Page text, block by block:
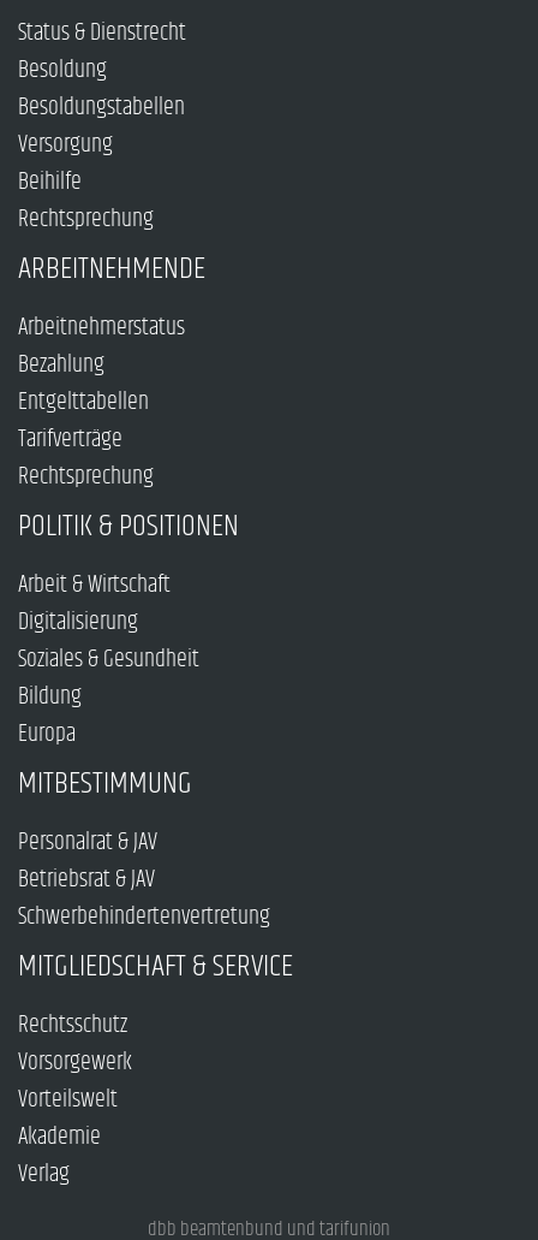
Status & Dienstrecht
Besoldung
Besoldungstabellen
Versorgung
Beihilfe
Rechtsprechung
ARBEITNEHMENDE
Arbeitnehmerstatus
Bezahlung
Entgelttabellen
Tarifverträge
Rechtsprechung
POLITIK & POSITIONEN
Arbeit & Wirtschaft
Digitalisierung
Soziales & Gesundheit
Bildung
Europa
MITBESTIMMUNG
Personalrat & JAV
Betriebsrat & JAV
Schwerbehindertenvertretung
MITGLIEDSCHAFT & SERVICE
Rechtsschutz
Vorsorgewerk
Vorteilswelt
Akademie
Verlag
dbb beamtenbund und tarifunion